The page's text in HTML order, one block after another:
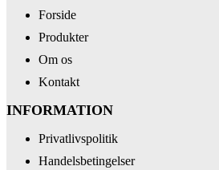
Forside
Produkter
Om os
Kontakt
INFORMATION
Privatlivspolitik
Handelsbetingelser